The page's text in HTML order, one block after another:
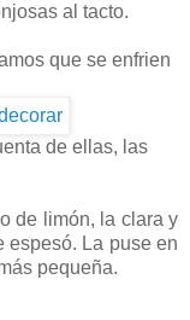
al tacto.
que se enfrien
de ellas, las
de limón, la clara y
espesó. La puse en
pequeña.